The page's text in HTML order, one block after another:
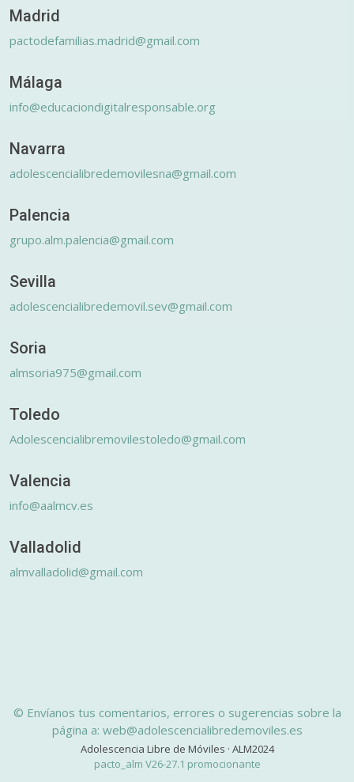
Madrid
pactodefamilias.madrid@gmail.com
Málaga
info@educaciondigitalresponsable.org
Navarra
adolescencialibredemovilesna@gmail.com
Palencia
grupo.alm.palencia@gmail.com
Sevilla
adolescencialibredemovil.sev@gmail.com
Soria
almsoria975@gmail.com
Toledo
Adolescencialibremovilestoledo@gmail.com
Valencia
info@aalmcv.es
Valladolid
almvalladolid@gmail.com
© Envíanos tus comentarios, errores o sugerencias sobre la
página a: web@adolescencialibredemoviles.es
Adolescencia Libre de Móviles · ALM2024
pacto_alm V26-27.1 promocionante